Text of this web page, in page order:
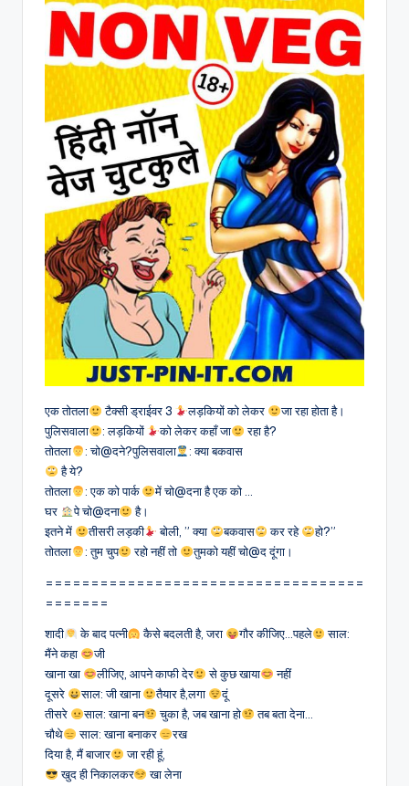
एक तोतला टैक्सी ड्राईवर 3 लड़कियों को लेकर
जा रहा होता है।
पुलिसवाला
: लड़कियों को लेकर कहाँ जा
रहा है?
तोतला
: चो@दने?पुलिसवाला
: क्या बकवास
है ये?
तोतला
: एक को पार्क
में चो@दना है एक को …
घर
पे चो@दना
है।
इतने में
तीसरी लड़की बोली, ” क्या बकवास कर रहे
हो?”
तोतला
: तुम चुप रहो नहीं तो तुमको यहीं चो@द दूंगा।
===================================
=======
शादी के बाद पत्नी कैसे बदलती है, जरा गौर कीजिए…पहले
साल:
मैंने कहा
जी
खाना खा
लीजिए, आपने काफी देर से कुछ खाया
नहीं
दूसरे
साल: जी खाना तैयार है,लगा
दूं
तीसरे
साल: खाना बन चुका है, जब खाना हो
तब बता देना…
चौथे
साल: खाना बनाकर
रख
दिया है, मैं बाजार
जा रही हूं,
खुद ही निकालकर
खा लेना